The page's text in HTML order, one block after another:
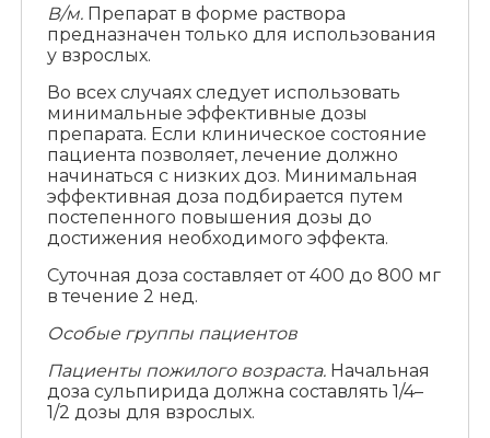
В/м.Препарат в форме раствора
предназначен только для использования
у взрослых.
Во всех случаях следует использовать
минимальные эффективные дозы
препарата. Если клиническое состояние
пациента позволяет, лечение должно
начинаться с низких доз. Минимальная
эффективная доза подбирается путем
постепенного повышения дозы до
достижения необходимого эффекта.
Суточная доза составляет от 400 до 800 мг
в течение 2 нед.
Особые группы пациентов
Пациенты пожилого возраста.Начальная
доза сульпирида должна составлять 1/4–
1/2 дозы для взрослых.